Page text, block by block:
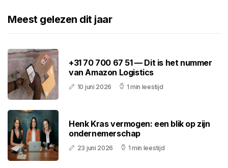
Meest gelezen dit jaar
+31 70 700 67 51 — Dit is het nummer
van Amazon Logistics
10 juni 2026 1 min leestijd
Henk Kras vermogen: een blik op zijn
ondernemerschap
23 juni 2026 1 min leestijd